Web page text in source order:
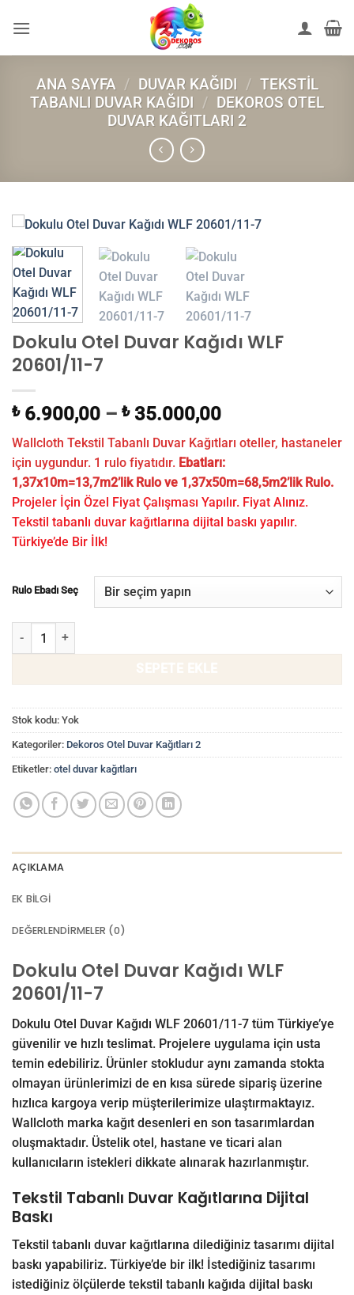
atla
ANA SAYFA / DUVAR KAĞIDI / TEKSTIL
TABANLI DUVAR KAĞIDI / DEKOROS OTEL
DUVAR KAĞITLARI 2
Dokulu Otel Duvar Kağıdı WLF
20601/11-7
₺6.900,00 – ₺35.000,00
Wallcloth Tekstil Tabanlı Duvar Kağıtları oteller, hastaneler
için uygundur. 1 rulo fiyatıdır. Ebatları:
1,37x10m=13,7m2’lik Rulo ve 1,37x50m=68,5m2’lik Rulo.
Projeler İçin Özel Fiyat Çalışması Yapılır. Fiyat Alınız.
Tekstil tabanlı duvar kağıtlarına dijital baskı yapılır.
Türkiye’de Bir İlk!
Rulo Ebadı Seç
Dokulu Otel Duvar Kağıdı WLF 20601/11-7 adet
Stok kodu: Yok
Kategoriler: Dekoros Otel Duvar Kağıtları 2
Etiketler: otel duvar kağıtları
AÇIKLAMA
EK BILGI
DEĞERLENDIRMELER (0)
Dokulu Otel Duvar Kağıdı WLF
20601/11-7
Dokulu Otel Duvar Kağıdı WLF 20601/11-7 tüm Türkiye’ye
güvenilir ve hızlı teslimat. Projelere uygulama için usta
temin edebiliriz. Ürünler stokludur aynı zamanda stokta
olmayan ürünlerimizi de en kısa sürede sipariş üzerine
hızlıca kargoya verip müşterilerimize ulaştırmaktayız.
Wallcloth marka kağıt desenleri en son tasarımlardan
oluşmaktadır. Üstelik otel, hastane ve ticari alan
kullanıcıların istekleri dikkate alınarak hazırlanmıştır.
Tekstil Tabanlı Duvar Kağıtlarına Dijital
Baskı
Tekstil tabanlı duvar kağıtlarına dilediğiniz tasarımı dijital
baskı yapabiliriz. Türkiye’de bir ilk! İstediğiniz tasarımı
istediğiniz ölçülerde tekstil tabanlı kağıda dijital baskı